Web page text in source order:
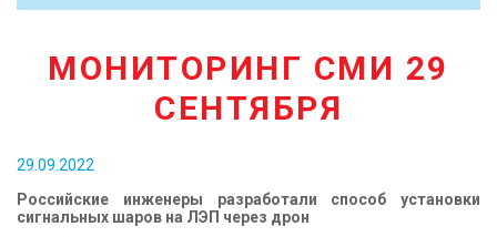
ЧЛЕНЫ АВИ
МЕРОПРИЯТИЯ
ЖУРНАЛ
ПРЕССА
МОНИТОРИНГ СМИ 29
СЕНТЯБРЯ
29.09.2022
Российские инженеры разработали способ установки
сигнальных шаров на ЛЭП через дрон